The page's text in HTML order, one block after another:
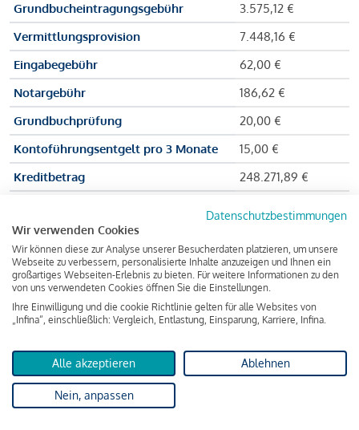
Grundbucheintragungsgebühr
3.575,12 €
Vermittlungsprovision
7.448,16 €
Eingabegebühr
62,00 €
Notargebühr
186,62 €
Grundbuchprüfung
20,00 €
Kontoführungsentgelt pro 3 Monate
15,00 €
Kreditbetrag
248.271,89 €
Zu zahlender Gesamtbetrag
Kreditvermittler
INFINA Credit
Broker GmbH
von 237.000 Euro ausgezahlt, um die Wohnung zu kaufen.
Darüber hinaus fallen aber noch einige Gebühren an (z. B. die
Grundbucheintragungsgebühr), sodass die Bank den
Datenschutzbestimmungen
Wir verwenden Cookies
Wir können diese zur Analyse unserer Besucherdaten platzieren, um unsere
Webseite zu verbessern, personalisierte Inhalte anzuzeigen und Ihnen ein
großartiges Webseiten-Erlebnis zu bieten. Für weitere Informationen zu den
von uns verwendeten Cookies öffnen Sie die Einstellungen.
Ihre Einwilligung und die cookie Richtlinie gelten für alle Websites von
„Infina“, einschließlich: Vergleich, Entlastung, Einsparung, Karriere, Infina.
Alle akzeptieren Ablehnen
Nein, anpassen